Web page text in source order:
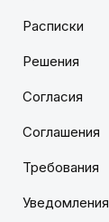
Расписки
Решения
Согласия
Соглашения
Требования
Уведомления